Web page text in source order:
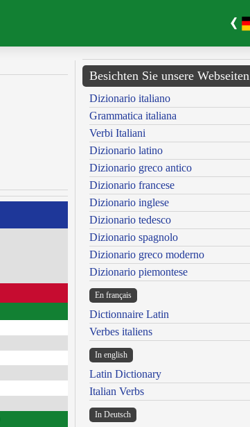
Besichten Sie unsere Webseiten
Dizionario italiano
Grammatica italiana
Verbi Italiani
Dizionario latino
Dizionario greco antico
Dizionario francese
Dizionario inglese
Dizionario tedesco
Dizionario spagnolo
Dizionario greco moderno
Dizionario piemontese
En français
Dictionnaire Latin
Verbes italiens
In english
Latin Dictionary
Italian Verbs
In Deutsch